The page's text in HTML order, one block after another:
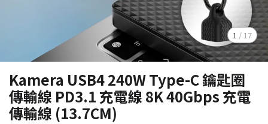
1 / 17
Kamera USB4 240W Type-C 鑰匙圈
傳輸線 PD3.1 充電線 8K 40Gbps 充電
傳輸線 (13.7CM)